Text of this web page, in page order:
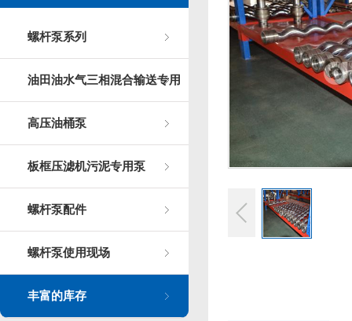
螺杆泵系列
油田油水气三相混合输送专用
高压油桶泵
板框压滤机污泥专用泵
螺杆泵配件
螺杆泵使用现场
丰富的库存